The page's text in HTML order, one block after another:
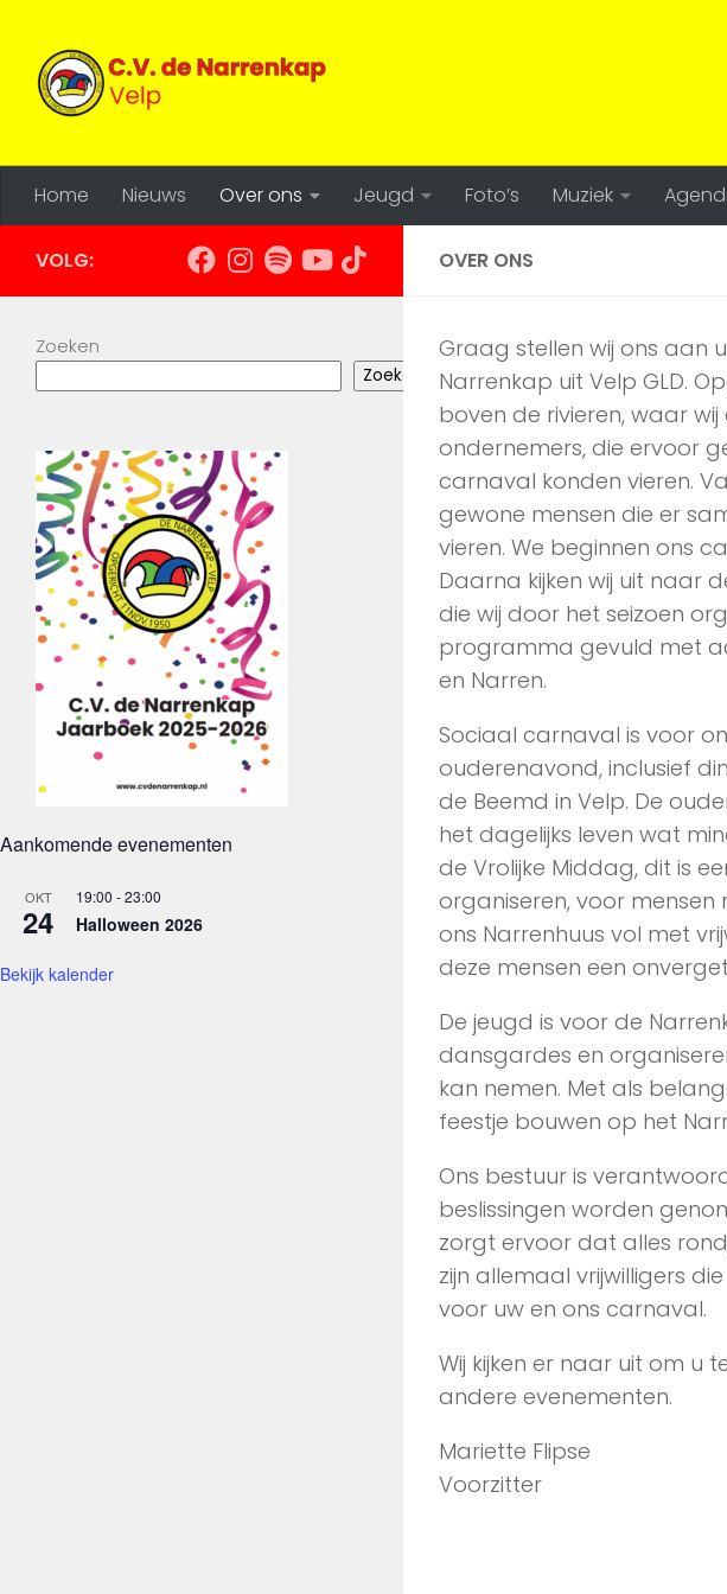
Home Nieuws Over ons Jeugd Foto’s Muziek
OVER ONS
Graag stellen wij ons aan
Narrenkap uit Velp GLD.
boven de rivieren, waar
ondernemers, die ervoor
carnaval konden vieren.
gewone mensen die er
vieren. We beginnen ons
Daarna kijken wij uit naar
die wij door het seizoen
programma gevuld met
en Narren.
Sociaal carnaval is voor
ouderenavond, inclusief
de Beemd in Velp. De
het dagelijks leven wat
de Vrolijke Middag, dit is
organiseren, voor
ons Narrenhuus vol met
deze mensen een
De jeugd is voor de
dansgardes en
kan nemen. Met als
feestje bouwen op het
Ons bestuur is
beslissingen worden
zorgt ervoor dat alles
zijn allemaal vrijwilligers
voor uw en ons carnaval.
Wij kijken er naar uit om u
andere evenementen.
Mariette Flipse
Voorzitter
VOLG:
Zoeken
Zoeken
Aankomende evenementen
OKT
24
19:00 -23:00
Halloween 2026
Bekijk kalender